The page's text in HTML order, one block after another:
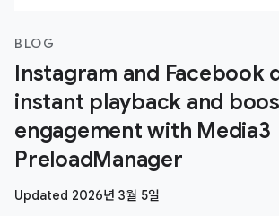
BLOG
Instagram and Facebook
instant playback and
engagement with Media3
PreloadManager
Updated 2026년 3월 5일